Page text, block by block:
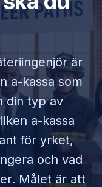
är
a-kassa som
din typ av
a-kassa
för yrket,
och vad
Målet är att